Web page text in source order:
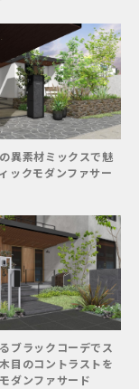
異素材ミックスで魅
ックモダンファサー
ブラックコーデでス
目のコントラストを
ダンファサード